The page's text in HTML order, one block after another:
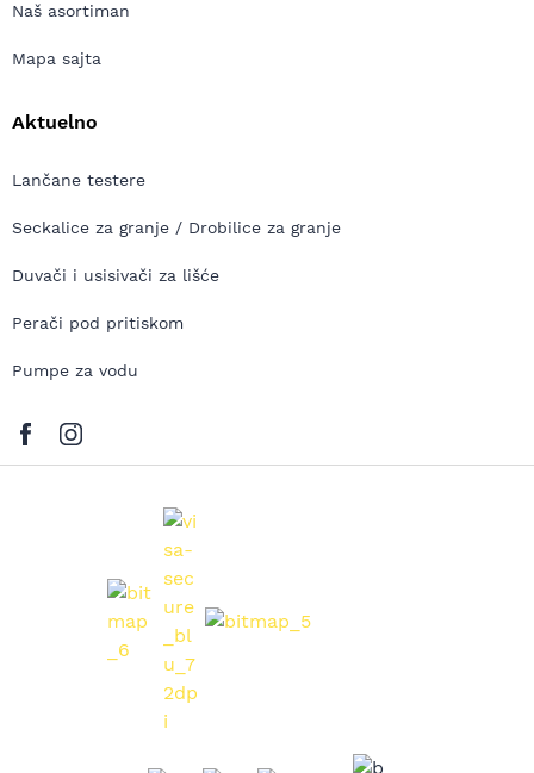
Naš asortiman
Mapa sajta
Aktuelno
Lančane testere
Seckalice za granje / Drobilice za granje
Duvači i usisivači za lišće
Perači pod pritiskom
Pumpe za vodu